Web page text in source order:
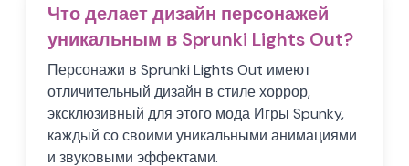
Что делает дизайн персонажей
уникальным в Sprunki Lights Out?
Персонажи в Sprunki Lights Out имеют
отличительный дизайн в стиле хоррор,
эксклюзивный для этого мода Игры Spunky,
каждый со своими уникальными анимациями
и звуковыми эффектами.